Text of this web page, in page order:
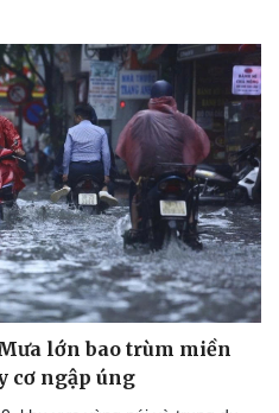
Công nghệ
Sành điệu
Tin Công nghệ
Trải nghiệm
Chuyển đổi số
lớn bao trùm miền
cơ ngập úng